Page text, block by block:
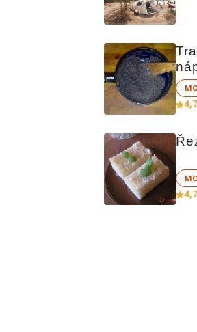
4,7
4,7